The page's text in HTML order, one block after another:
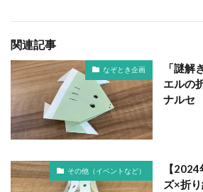
関連記事
なぞとき企画
「謎解
エルの
ナルセ
その他（イベントなど）
【
ズ×折